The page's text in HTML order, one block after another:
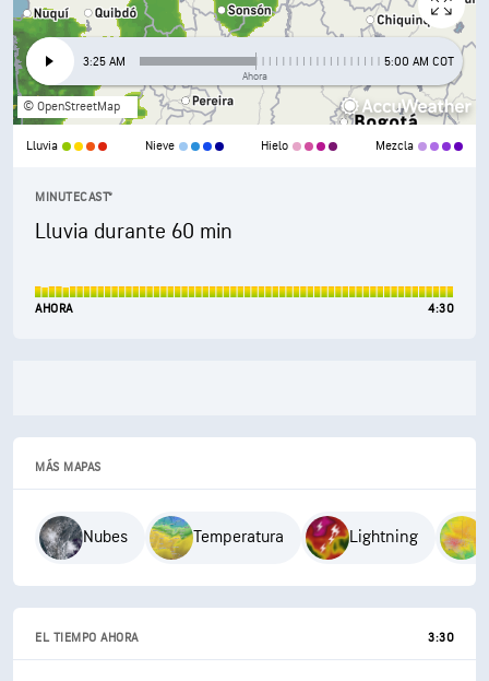
3:25 AM
Ahora
5:00 AM COT
© OpenStreetMap
Lluvia Nieve Hielo Mezcla
MINUTECAST®
Lluvia durante 60 min
AHORA 4:30
MÁS MAPAS
Nubes Temperatura Lightning
EL TIEMPO AHORA 3:30